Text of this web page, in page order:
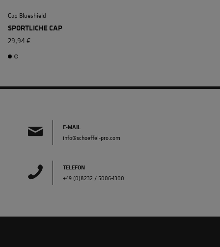
Cap Blueshield
SPORTLICHE CAP
29,94 €
E-MAIL
info@schoeffel-pro.com
TELEFON
+49 (0)8232 / 5006-1300